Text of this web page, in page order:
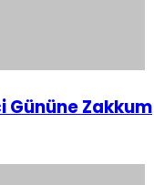
Gününe Zakkum